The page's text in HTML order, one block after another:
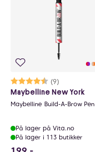
Karakter:
(9)
4.6 av 5 mulige
Maybelline New York
Maybelline Build-A-Brow Pen
På lager på Vita.no
På lager i 113 butikker